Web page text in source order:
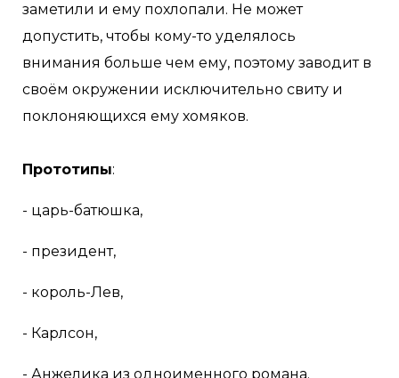
заметили и ему похлопали. Не может
допустить, чтобы кому-то уделялось
внимания больше чем ему, поэтому заводит в
своём окружении исключительно свиту и
поклоняющихся ему хомяков.
Прототипы:
- царь-батюшка,
- президент,
- король-Лев,
- Карлсон,
- Анжелика из одноименного романа.